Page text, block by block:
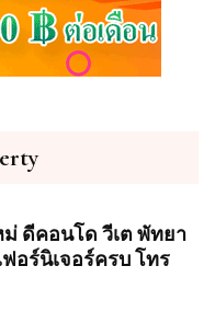
ดีคอนโด วีเต พัทยา
อร์นิเจอร์ครบ โทร